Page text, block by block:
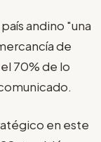
andino "una
de
70% de lo
en este